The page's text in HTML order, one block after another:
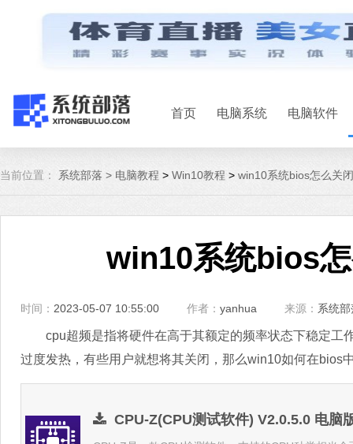
首页 电脑系统 电脑软件
当前位置： 系统部落 > 电脑教程 > Win10教程 > win10系统bios怎么关
win10系统bios
时间： 2023-05-07 10:55:00 作者： yanhua 来源： 系统部
cpu超频是指将硬件在高于其额定的频率状态下稳定工
过度发热，有些用户就想将其关闭，那么win10如何在bios
CPU-Z(CPU测试软件) V2.0.5.0 电脑